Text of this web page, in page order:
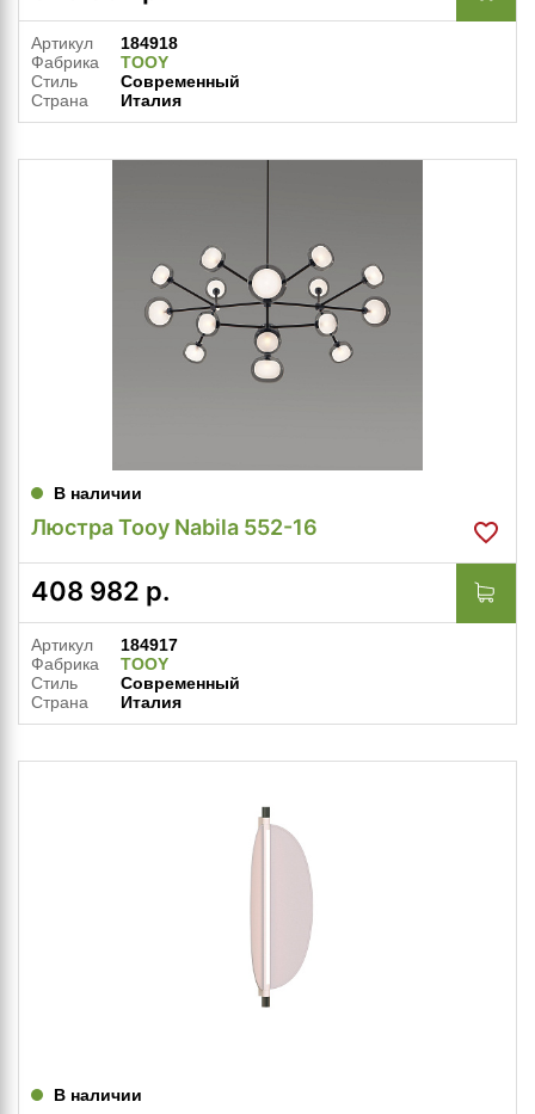
Артикул
184918
Фабрика
TOOY
Стиль
Современный
Страна
Италия
В наличии
Люстра Tooy Nabila 552-16
408 982 р.
Артикул
184917
Фабрика
TOOY
Стиль
Современный
Страна
Италия
В наличии